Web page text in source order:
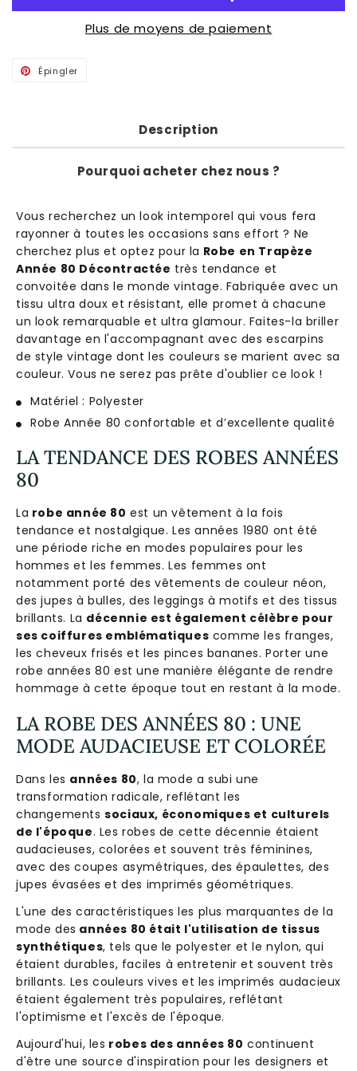
Plus de moyens de paiement
Épingler
Description
Pourquoi acheter chez nous ?
Vous recherchez un look intemporel qui vous fera
rayonner à toutes les occasions sans effort ? Ne
cherchez plus et optez pour la Robe en Trapèze
Année 80 Décontractée très tendance et
convoitée dans le monde vintage. Fabriquée avec un
tissu ultra doux et résistant, elle promet à chacune
un look remarquable et ultra glamour. Faites-la briller
davantage en l'accompagnant avec des escarpins
de style vintage dont les couleurs se marient avec sa
couleur. Vous ne serez pas prête d'oublier ce look !
Matériel : Polyester
Robe Année 80 confortable et d’excellente qualité
LA TENDANCE DES ROBES ANNÉES
80
La robe année 80 est un vêtement à la fois
tendance et nostalgique. Les années 1980 ont été
une période riche en modes populaires pour les
hommes et les femmes. Les femmes ont
notamment porté des vêtements de couleur néon,
des jupes à bulles, des leggings à motifs et des tissus
brillants. La décennie est également célèbre pour
ses coiffures emblématiques comme les franges,
les cheveux frisés et les pinces bananes. Porter une
robe années 80 est une manière élégante de rendre
hommage à cette époque tout en restant à la mode.
LA ROBE DES ANNÉES 80 : UNE
MODE AUDACIEUSE ET COLORÉE
Dans les années 80, la mode a subi une
transformation radicale, reflétant les
changements sociaux, économiques et culturels
de l'époque. Les robes de cette décennie étaient
audacieuses, colorées et souvent très féminines,
avec des coupes asymétriques, des épaulettes, des
jupes évasées et des imprimés géométriques.
L'une des caractéristiques les plus marquantes de la
mode des années 80 était l'utilisation de tissus
synthétiques, tels que le polyester et le nylon, qui
étaient durables, faciles à entretenir et souvent très
brillants. Les couleurs vives et les imprimés audacieux
étaient également très populaires, reflétant
l'optimisme et l'excès de l'époque.
Aujourd'hui, les robes des années 80 continuent
d'être une source d'inspiration pour les designers et